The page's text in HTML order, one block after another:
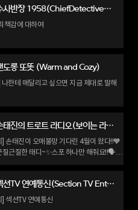
사반장 1958(ChiefDetective1958)
책감에 대하여
도롱 또똣 (Warm and Cozy)
나한테 매달리고 싶으면 지금 제대로 말해
태진의 트로트 라디오(보이는 라디오)
] 손태진이 오매불망 기다린 4월이 왔다!!🧡
질근질한 태디~✨스포 하나만 해줘요!!🗣️
민재
TV 연예통신(Section TV Entertainment News)
] 섹션TV 연예통신